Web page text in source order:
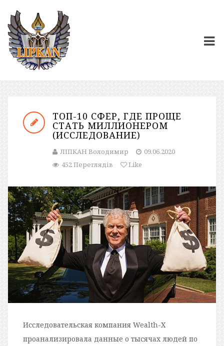
ТОП-10 СФЕР, ГДЕ ПРОЩЕ
СТАТЬ МИЛЛИОНЕРОМ
(ИССЛЕДОВАНИЕ)
ЛІПКАН Володимир
09.06.2020
452 Переглядів
Like
Исследовательская компания Wealth-X
проанализировала данные о тысячах людей по